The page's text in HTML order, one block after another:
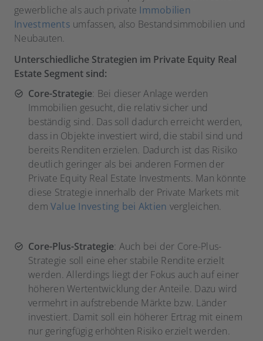
gewerbliche als auch private Immobilien
Investments umfassen, also Bestandsimmobilien und
Neubauten.
Unterschiedliche Strategien im Private Equity Real
Estate Segment sind:
Core-Strategie: Bei dieser Anlage werden
Immobilien gesucht, die relativ sicher und
beständig sind. Das soll dadurch erreicht werden,
dass in Objekte investiert wird, die stabil sind und
bereits Renditen erzielen. Dadurch ist das Risiko
deutlich geringer als bei anderen Formen der
Private Equity Real Estate Investments. Man könnte
diese Strategie innerhalb der Private Markets mit
dem Value Investing bei Aktien vergleichen.
Core-Plus-Strategie: Auch bei der Core-Plus-
Strategie soll eine eher stabile Rendite erzielt
werden. Allerdings liegt der Fokus auch auf einer
höheren Wertentwicklung der Anteile. Dazu wird
vermehrt in aufstrebende Märkte bzw. Länder
investiert. Damit soll ein höherer Ertrag mit einem
nur geringfügig erhöhten Risiko erzielt werden.